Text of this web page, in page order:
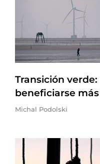
Transición
beneficiarse más
Michal Podolski